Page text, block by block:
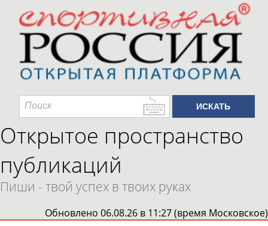
Открытое пространство
публикаций
Пиши - твой успех в твоих руках
Обновлено 06.08.26 в 11:27 (время Московское)